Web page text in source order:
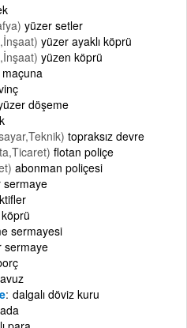
yüzer setler
yüzer ayaklı köprü
yüzen köprü
maçuna
döşeme
topraksız devre
flotan poliçe
abonman poliçesi
sermaye
sermayesi
sermaye
dalgalı döviz kuru